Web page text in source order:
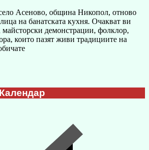
Асеново, община Никопол, отново
на банатската кухня. Очакват ви
демонстрации, фолклор,
които пазят живи традициите на